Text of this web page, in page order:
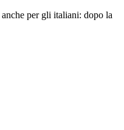
per gli italiani: dopo la